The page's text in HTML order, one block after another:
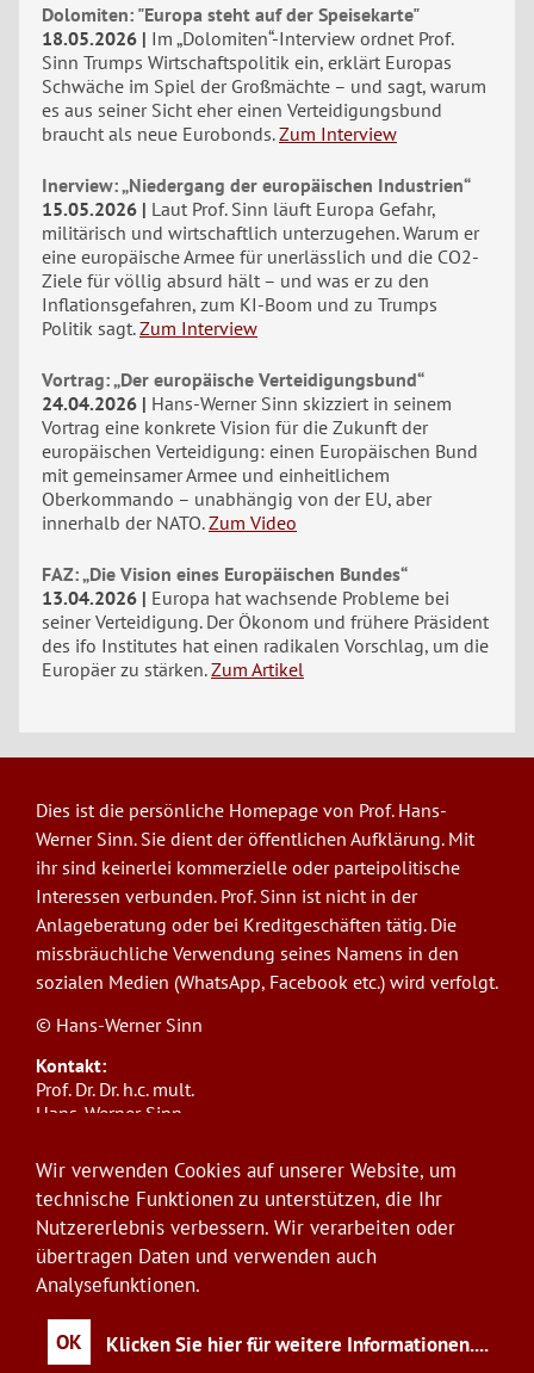
Dolomiten: "Europa steht auf der Speisekarte"
18.05.2026
Im „Dolomiten“-Interview ordnet Prof.
Sinn Trumps Wirtschaftspolitik ein, erklärt Europas
Schwäche im Spiel der Großmächte – und sagt, warum
es aus seiner Sicht eher einen Verteidigungsbund
braucht als neue Eurobonds. Zum Interview
Inerview: „Niedergang der europäischen Industrien“
15.05.2026
Laut Prof. Sinn läuft Europa Gefahr,
militärisch und wirtschaftlich unterzugehen. Warum er
eine europäische Armee für unerlässlich und die CO2-
Ziele für völlig absurd hält – und was er zu den
Inflationsgefahren, zum KI-Boom und zu Trumps
Politik sagt. Zum Interview
Vortrag: „Der europäische Verteidigungsbund“
24.04.2026
Hans-Werner Sinn skizziert in seinem
Vortrag eine konkrete Vision für die Zukunft der
europäischen Verteidigung: einen Europäischen Bund
mit gemeinsamer Armee und einheitlichem
Oberkommando – unabhängig von der EU, aber
innerhalb der NATO. Zum Video
FAZ: „Die Vision eines Europäischen Bundes“
13.04.2026
Europa hat wachsende Probleme bei
seiner Verteidigung. Der Ökonom und frühere Präsident
des ifo Institutes hat einen radikalen Vorschlag, um die
Europäer zu stärken. Zum Artikel
Dies ist die persönliche Homepage von Prof. Hans-
Werner Sinn. Sie dient der öffentlichen Aufklärung. Mit
ihr sind keinerlei kommerzielle oder parteipolitische
Interessen verbunden. Prof. Sinn ist nicht in der
Anlageberatung oder bei Kreditgeschäften tätig. Die
missbräuchliche Verwendung seines Namens in den
sozialen Medien (WhatsApp, Facebook etc.) wird verfolgt.
© Hans-Werner Sinn
Kontakt:
Prof. Dr. Dr. h.c. mult.
Hans-Werner Sinn,
ifo Institut
Poschingerstr. 5, 81679 München
Telefon: +49(0)89/9224-1276
E-Mail:sinn@ifo.de
account
menu
Anmelden
Wir verwenden Cookies auf unserer Website, um
technische Funktionen zu unterstützen, die Ihr
Nutzererlebnis verbessern. Wir verarbeiten oder
übertragen Daten und verwenden auch
Analysefunktionen.
OK Klicken Sie hier für weitere Informationen....